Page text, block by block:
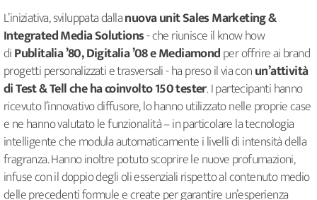
L’iniziativa, sviluppata dallanuova unit Sales Marketing &
Integrated Media Solutions- che riunisce il know how
diPublitalia ’80, Digitalia ’08 e Mediamondper offrire ai brand
progetti personalizzati e trasversali - ha preso il via conun’attività
di Test & Tell che ha coinvolto 150 tester. I partecipanti hanno
ricevuto l’innovativo diffusore, lo hanno utilizzato nelle proprie case
e ne hanno valutato le funzionalità – in particolare la tecnologia
intelligente che modula automaticamente i livelli di intensità della
fragranza. Hanno inoltre potuto scoprire le nuove profumazioni,
infuse con il doppio degli oli essenziali rispetto al contenuto medio
delle precedenti formule e create per garantire un’esperienza